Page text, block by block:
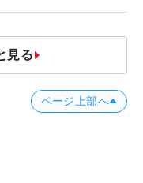
見る
ページ上部へ